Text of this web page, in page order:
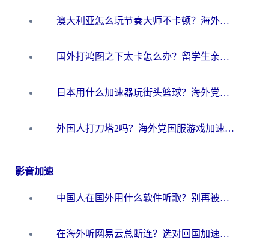
澳大利亚怎么玩节奏大师不卡顿？海外党国服游戏加速终极指南
国外打鸿图之下太卡怎么办？留学生亲测有效的国服游戏加速方案
日本用什么加速器玩街头篮球？海外党国服游戏不卡顿的终极攻略
外国人打刀塔2吗？海外党国服游戏加速避坑全攻略
影音加速
中国人在国外用什么软件听歌？别再被地域限制卡脖子，这篇教你轻松解锁国内音乐库
在海外听网易云总断连？选对回国加速器，告别地区限制和卡顿